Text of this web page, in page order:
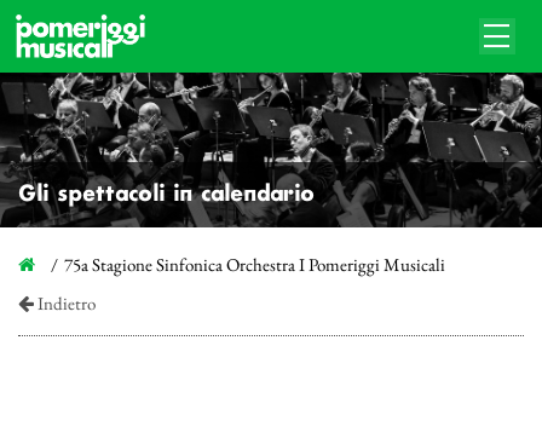
Gli spettacoli in calendario
75a Stagione Sinfonica Orchestra I Pomeriggi Musicali
Indietro